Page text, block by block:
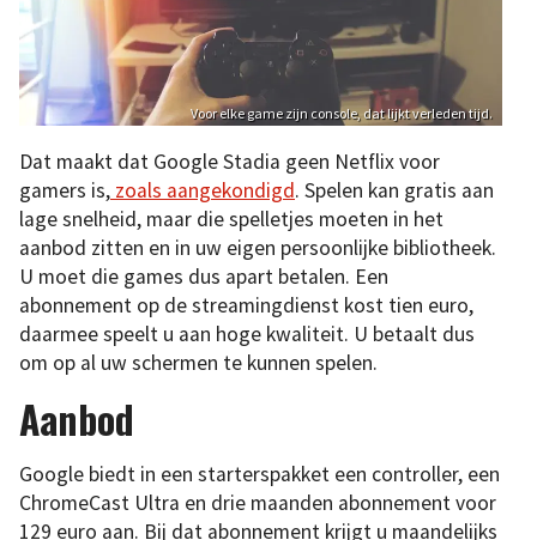
Voor elke game zijn console, dat lijkt verleden tijd.
Dat maakt dat Google Stadia geen Netflix voor
gamers is, zoals aangekondigd. Spelen kan gratis aan
lage snelheid, maar die spelletjes moeten in het
aanbod zitten en in uw eigen persoonlijke bibliotheek.
U moet die games dus apart betalen. Een
abonnement op de streamingdienst kost tien euro,
daarmee speelt u aan hoge kwaliteit. U betaalt dus
om op al uw schermen te kunnen spelen.
Aanbod
Google biedt in een starterspakket een controller, een
ChromeCast Ultra en drie maanden abonnement voor
129 euro aan. Bij dat abonnement krijgt u maandelijks